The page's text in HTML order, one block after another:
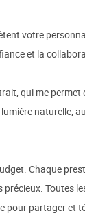
votre
et la
qui me
naturelle,
Chaque
Toutes
pour partager et